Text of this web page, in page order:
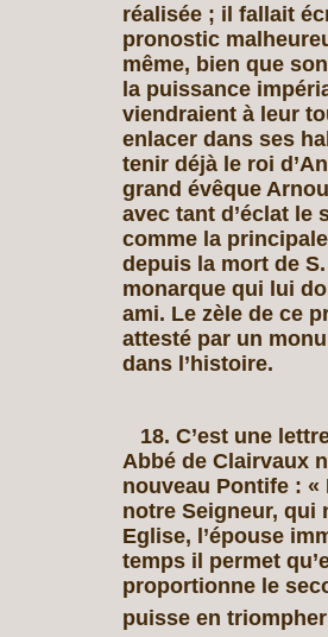
réalisée ; il fallait
pronostic
même, bien que
la puissance
viendraient à leur
enlacer dans ses
tenir déjà le roi
grand évêque
avec tant d’éclat le
comme la
depuis la mort de
monarque qui lui
ami. Le zèle de ce
attesté par un
dans l’histoire.
18. C’est une
Abbé de Clairvaux
nouveau Pontife :
notre Seigneur, qui
Eglise, l’épouse
temps il permet
proportionne le
puisse en triompher